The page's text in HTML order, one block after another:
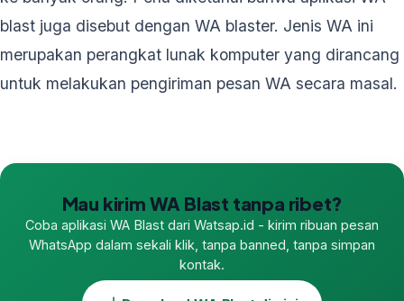
blast juga disebut dengan WA blaster. Jenis WA ini
merupakan perangkat lunak komputer yang dirancang
untuk melakukan pengiriman pesan WA secara masal.
Mau kirim WA Blast tanpa ribet?
Coba aplikasi WA Blast dari Watsap.id - kirim ribuan pesan
WhatsApp dalam sekali klik, tanpa banned, tanpa simpan
kontak.